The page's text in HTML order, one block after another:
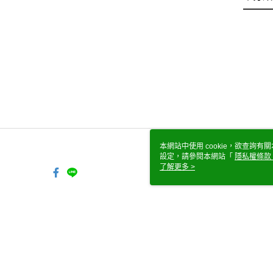
本網站中使用 cookie，欲查詢有
設定，請參閱本網站「 隱私權條款
使用 cookie。
了解更多 >